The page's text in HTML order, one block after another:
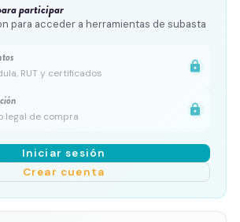
participar
para acceder a herramientas de subasta
RUT y certificados
lock
legal de compra
lock
Iniciar sesión
Crear cuenta